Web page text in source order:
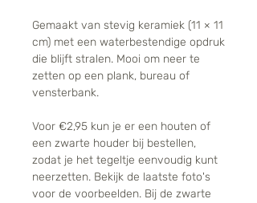
Gemaakt van stevig keramiek (11 × 11
cm) met een waterbestendige opdruk
die blijft stralen. Mooi om neer te
zetten op een plank, bureau of
vensterbank.
Voor €2,95 kun je er een houten of
een zwarte houder bij bestellen,
zodat je het tegeltje eenvoudig kunt
neerzetten. Bekijk de laatste foto's
voor de voorbeelden. Bij de zwarte